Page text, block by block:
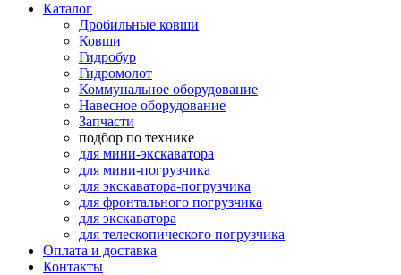
Каталог
Дробильные ковши
Ковши
Гидробур
Гидромолот
Коммунальное оборудование
Навесное оборудование
Запчасти
подбор по технике
для мини-экскаватора
для мини-погрузчика
для экскаватора-погрузчика
для фронтального погрузчика
для экскаватора
для телескопического погрузчика
Оплата и доставка
Контакты